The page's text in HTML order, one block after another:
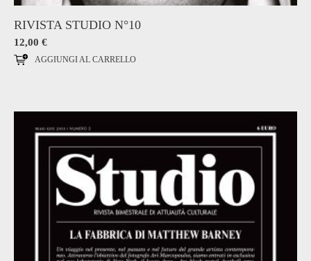
RIVISTA STUDIO N°10
12,00 €
AGGIUNGI AL CARRELLO